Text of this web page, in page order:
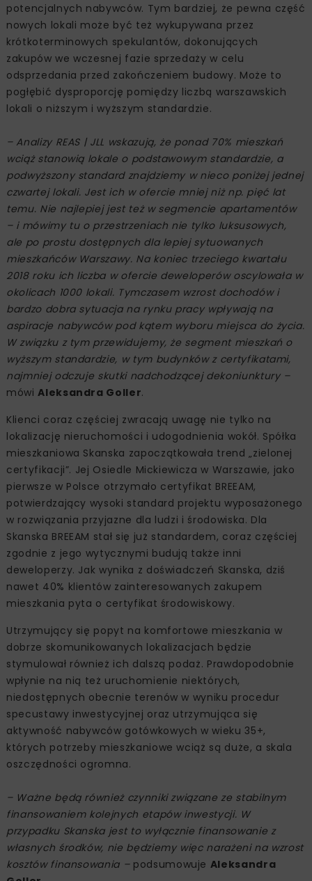
potencjalnych nabywców. Tym bardziej, że pewna część
nowych lokali może być też wykupywana przez
krótkoterminowych spekulantów, dokonujących
zakupów we wczesnej fazie sprzedaży w celu
odsprzedania przed zakończeniem budowy. Może to
pogłębić dysproporcję pomiędzy liczbą warszawskich
lokali o niższym i wyższym standardzie.
– Analizy REAS | JLL wskazują, że ponad 70% mieszkań
wciąż stanowią lokale o podstawowym standardzie, a
podwyższony standard znajdziemy w nieco poniżej jednej
czwartej lokali. Jest ich w ofercie mniej niż np. pięć lat
temu. Nie najlepiej jest też w segmencie apartamentów
– i mówimy tu o przestrzeniach nie tylko luksusowych,
ale po prostu dostępnych dla lepiej sytuowanych
mieszkańców Warszawy. Na koniec trzeciego kwartału
2018 roku ich liczba w ofercie deweloperów oscylowała w
okolicach 1000 lokali. Tymczasem wzrost dochodów i
bardzo dobra sytuacja na rynku pracy wpływają na
aspiracje nabywców pod kątem wyboru miejsca do życia.
W związku z tym przewidujemy, że segment mieszkań o
wyższym standardzie, w tym budynków z certyfikatami,
najmniej odczuje skutki nadchodzącej dekoniunktury –
mówiAleksandra Goller.
Klienci coraz częściej zwracają uwagę nie tylko na
lokalizację nieruchomości i udogodnienia wokół. Spółka
mieszkaniowa Skanska zapoczątkowała trend „zielonej
certyfikacji”. Jej Osiedle Mickiewicza w Warszawie, jako
pierwsze w Polsce otrzymało certyfikat BREEAM,
potwierdzający wysoki standard projektu wyposażonego
w rozwiązania przyjazne dla ludzi i środowiska. Dla
Skanska BREEAM stał się już standardem, coraz częściej
zgodnie z jego wytycznymi budują także inni
deweloperzy. Jak wynika z doświadczeń Skanska, dziś
nawet 40% klientów zainteresowanych zakupem
mieszkania pyta o certyfikat środowiskowy.
Utrzymujący się popyt na komfortowe mieszkania w
dobrze skomunikowanych lokalizacjach będzie
stymulował również ich dalszą podaż. Prawdopodobnie
wpłynie na nią też uruchomienie niektórych,
niedostępnych obecnie terenów w wyniku procedur
specustawy inwestycyjnej oraz utrzymująca się
aktywność nabywców gotówkowych w wieku 35+,
których potrzeby mieszkaniowe wciąż są duże, a skala
oszczędności ogromna.
– Ważne będą również czynniki związane ze stabilnym
finansowaniem kolejnych etapów inwestycji. W
przypadku Skanska jest to wyłącznie finansowanie z
własnych środków, nie będziemy więc narażeni na wzrost
kosztów finansowania –podsumowuje Aleksandra